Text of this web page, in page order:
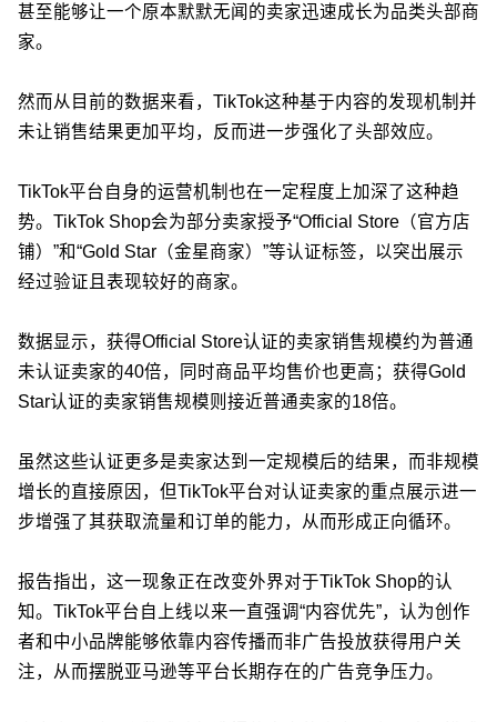
甚至能够让一个原本默默无闻的卖家迅速成长为品类头部商
家。
然而从目前的数据来看，TikTok这种基于内容的发现机制并
未让销售结果更加平均，反而进一步强化了头部效应。
TikTok平台自身的运营机制也在一定程度上加深了这种趋
势。TikTok Shop会为部分卖家授予“Official Store（官方店
铺）”和“Gold Star（金星商家）”等认证标签，以突出展示
经过验证且表现较好的商家。
数据显示，获得Official Store认证的卖家销售规模约为普通
未认证卖家的40倍，同时商品平均售价也更高；获得Gold
Star认证的卖家销售规模则接近普通卖家的18倍。
虽然这些认证更多是卖家达到一定规模后的结果，而非规模
增长的直接原因，但TikTok平台对认证卖家的重点展示进一
步增强了其获取流量和订单的能力，从而形成正向循环。
报告指出，这一现象正在改变外界对于TikTok Shop的认
知。TikTok平台自上线以来一直强调“内容优先”，认为创作
者和中小品牌能够依靠内容传播而非广告投放获得用户关
注，从而摆脱亚马逊等平台长期存在的广告竞争压力。